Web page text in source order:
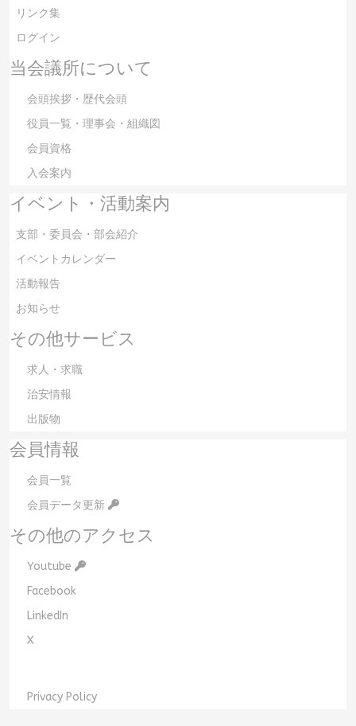
リンク集
ログイン
当会議所について
会頭挨拶・歴代会頭
役員一覧・理事会・組織図
会員資格
入会案内
イベント・活動案内
支部・委員会・部会紹介
イベントカレンダー
活動報告
お知らせ
その他サービス
求人・求職
治安情報
出版物
会員情報
会員一覧
会員データ更新
その他のアクセス
Youtube
Facebook
LinkedIn
X
Privacy Policy